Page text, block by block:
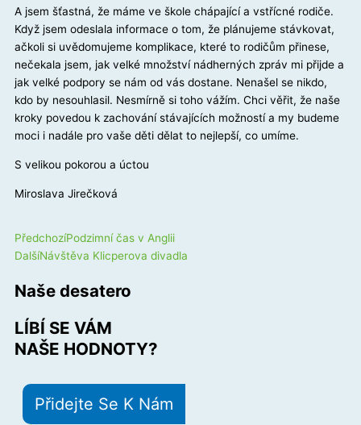
A jsem šťastná, že máme ve škole chápající a vstřícné rodiče.
Když jsem odeslala informace o tom, že plánujeme stávkovat,
ačkoli si uvědomujeme komplikace, které to rodičům přinese,
nečekala jsem, jak velké množství nádherných zpráv mi přijde a
jak velké podpory se nám od vás dostane. Nenašel se nikdo,
kdo by nesouhlasil. Nesmírně si toho vážím. Chci věřit, že naše
kroky povedou k zachování stávajících možností a my budeme
moci i nadále pro vaše děti dělat to nejlepší, co umíme.
S velikou pokorou a úctou
Miroslava Jirečková
Prev
PředchozíPodzimní čas v Anglii
DalšíNávštěva Klicperova divadla
Naše desatero
LÍBÍ SE VÁM
NAŠE HODNOTY?
Přidejte Se K Nám